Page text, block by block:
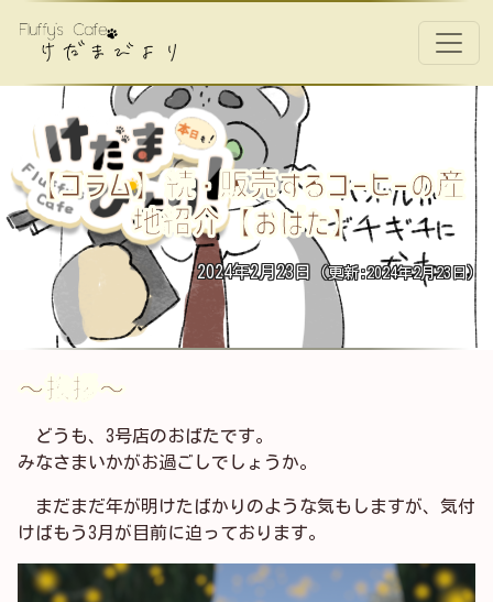
メインナビゲーション
【コラム】続・販売するコーヒーの産
地紹介【おばた】
2024年2月23日 (更新:2024年2月23日)
～挨拶～
どうも、3号店のおばたです。
みなさまいかがお過ごしでしょうか。
まだまだ年が明けたばかりのような気もしますが、気付
けばもう3月が目前に迫っております。